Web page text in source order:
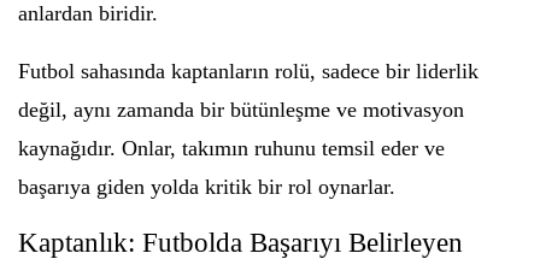
anlardan biridir.
Futbol sahasında kaptanların rolü, sadece bir liderlik
değil, aynı zamanda bir bütünleşme ve motivasyon
kaynağıdır. Onlar, takımın ruhunu temsil eder ve
başarıya giden yolda kritik bir rol oynarlar.
Kaptanlık: Futbolda Başarıyı Belirleyen